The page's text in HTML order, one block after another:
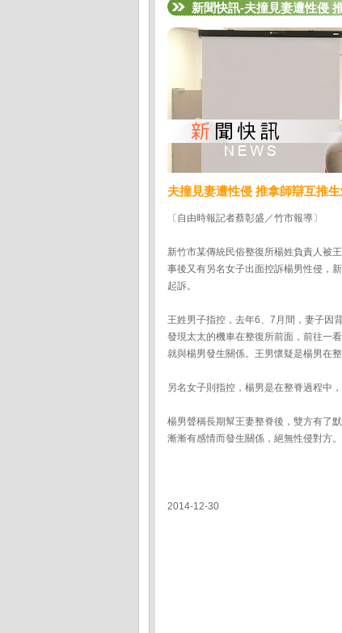
新聞快訊-夫撞見妻遭性侵
夫撞見妻遭性侵 推拿師辯互推
〔自由時報記者蔡彰盛／竹市報導〕
新竹市某傳統民俗整復所楊姓負責人被
事後又有另名女子出面控訴楊男性侵，
起訴。
王姓男子指控，去年6、7月間，妻子因
發現太太的機車在整復所前面，前往一
就與楊男發生關係。王男懷疑是楊男在
另名女子則指控，楊男是在整脊過程中
楊男聲稱長期幫王妻整脊後，雙方有了
漸漸有感情而發生關係，絕無性侵對方。
2014-12-30